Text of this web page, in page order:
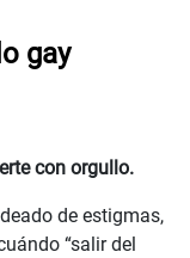
gay
con orgullo.
de estigmas,
“salir del